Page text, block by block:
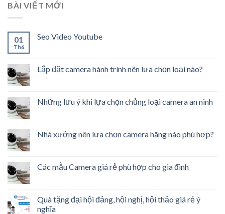
BÀI VIẾT MỚI
01
Th6
Seo Video Youtube
Lắp đặt camera hành trình nên lựa chọn loại nào?
Những lưu ý khi lựa chọn chủng loại camera an ninh
Nhà xưởng nên lựa chọn camera hãng nào phù hợp?
Các mẫu Camera giá rẻ phù hợp cho gia đình
Quà tặng đại hội đảng, hội nghị, hội thảo giá rẻ ý
nghĩa